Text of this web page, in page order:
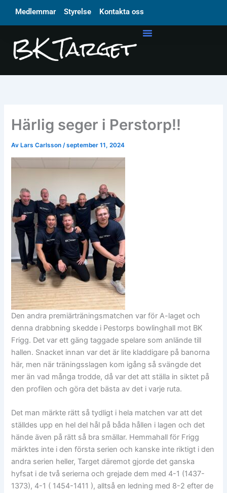
Medlemmar Styrelse Kontakta oss
Härlig seger i Perstorp!!
Av Lars Carlsson/september 11, 2024
Den andra premiärträningsmatchen var för A-laget och
denna drabbning skedde i Pestorps bowlinghall mot BK
Frigg. Det var ett gäng taggade spelare som anlände till
hallen. Snacket innan var det är lite kladdigare på banorna
här, men när träningsslagen kom igång så svängde det
mer än vad många trodde, då var det att ställa in siktet på
den profilen och göra det bästa av det i varje ruta.
Det man märkte rätt så tydligt i hela matchen var att det
ställdes upp en hel del hål på båda hållen i lagen och det
hände även på rätt så bra smällar. Hemmahall för Frigg
märktes inte i den första serien och kanske inte riktigt i den
andra serien heller, Target däremot gjorde det ganska
hyfsat i de två serierna och grejade dem med 4-1 (1437-
1373), 4-1 ( 1454-1411 ), alltså en ledning med 8-2 efter de